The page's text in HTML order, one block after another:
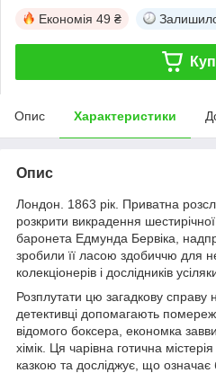
Економія 49 ₴
Опис Характеристики
Опис
Лондон. 1863 рік. Приватна
розкрити викрадення
баронета Едмунда Бервіка,
зробили її ласою здобиччю для
колекціонерів і дослідників
Розплутати цю загадкову справу
детективці допомагають
відомого боксера, економка
хімік. Ця чарівна готична
казкою та досліджує, що